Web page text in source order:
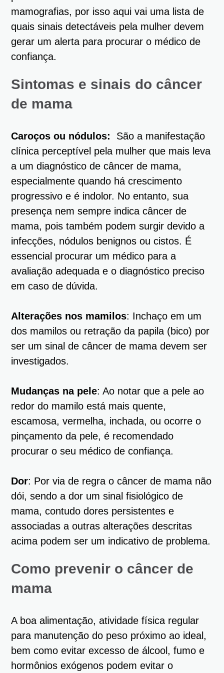
mamografias, por isso aqui vai uma lista de
quais sinais detectáveis pela mulher devem
gerar um alerta para procurar o médico de
confiança.
Sintomas e sinais do câncer
de mama
Caroços ou nódulos:
São a manifestação
clínica perceptível pela mulher que mais leva
a um diagnóstico de câncer de mama,
especialmente quando há crescimento
progressivo e é indolor. No entanto, sua
presença nem sempre indica câncer de
mama, pois também podem surgir devido a
infecções, nódulos benignos ou cistos. É
essencial procurar um médico para a
avaliação adequada e o diagnóstico preciso
em caso de dúvida.
Alterações nos mamilos: Inchaço em um
dos mamilos ou retração da papila (bico) por
ser um sinal de câncer de mama devem ser
investigados.
Mudanças na pele: Ao notar que a pele ao
redor do mamilo está mais quente,
escamosa, vermelha, inchada, ou ocorre o
pinçamento da pele, é recomendado
procurar o seu médico de confiança.
Dor: Por via de regra o câncer de mama não
dói, sendo a dor um sinal fisiológico de
mama, contudo dores persistentes e
associadas a outras alterações descritas
acima podem ser um indicativo de problema.
Como prevenir o câncer de
mama
A boa alimentação, atividade física regular
para manutenção do peso próximo ao ideal,
bem como evitar excesso de álcool, fumo e
hormônios exógenos podem evitar o